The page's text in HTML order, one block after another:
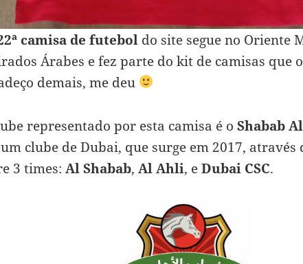
camisa de futeboldo site segue no Oriente
Árabes e fez parte do kit de camisas que
demais, me deu
representado por esta camisa é o Shabab
clube de Dubai, que surge em 2017, através
3 times: Al Shabab, Al Ahli, eDubai CSC.